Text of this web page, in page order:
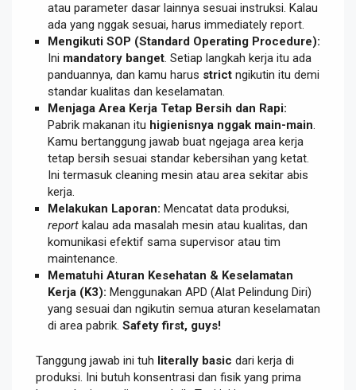
atau parameter dasar lainnya sesuai instruksi. Kalau
ada yang nggak sesuai, harus immediately report.
Mengikuti SOP (Standard Operating Procedure):
Ini mandatory banget. Setiap langkah kerja itu ada
panduannya, dan kamu harus strict ngikutin itu demi
standar kualitas dan keselamatan.
Menjaga Area Kerja Tetap Bersih dan Rapi:
Pabrik makanan itu higienisnya nggak main-main.
Kamu bertanggung jawab buat ngejaga area kerja
tetap bersih sesuai standar kebersihan yang ketat.
Ini termasuk cleaning mesin atau area sekitar abis
kerja.
Melakukan Laporan: Mencatat data produksi,
report kalau ada masalah mesin atau kualitas, dan
komunikasi efektif sama supervisor atau tim
maintenance.
Mematuhi Aturan Kesehatan & Keselamatan
Kerja (K3): Menggunakan APD (Alat Pelindung Diri)
yang sesuai dan ngikutin semua aturan keselamatan
di area pabrik. Safety first, guys!
Tanggung jawab ini tuh literally basic dari kerja di
produksi. Ini butuh konsentrasi dan fisik yang prima